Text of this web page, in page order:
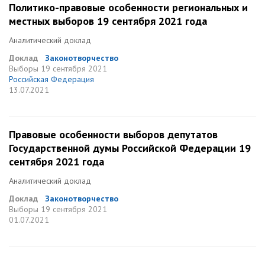
Политико-правовые особенности региональных и
местных выборов 19 сентября 2021 года
Аналитический доклад
Доклад
Законотворчество
Выборы 19 сентября 2021
Российская Федерация
13.07.2021
Правовые особенности выборов депутатов
Государственной думы Российской Федерации 19
сентября 2021 года
Аналитический доклад
Доклад
Законотворчество
Выборы 19 сентября 2021
01.07.2021